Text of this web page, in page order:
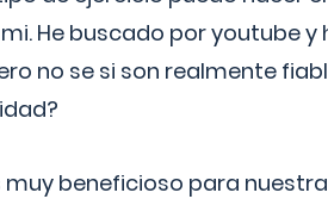
He buscado por youtube
no se si son realmente
beneficioso para